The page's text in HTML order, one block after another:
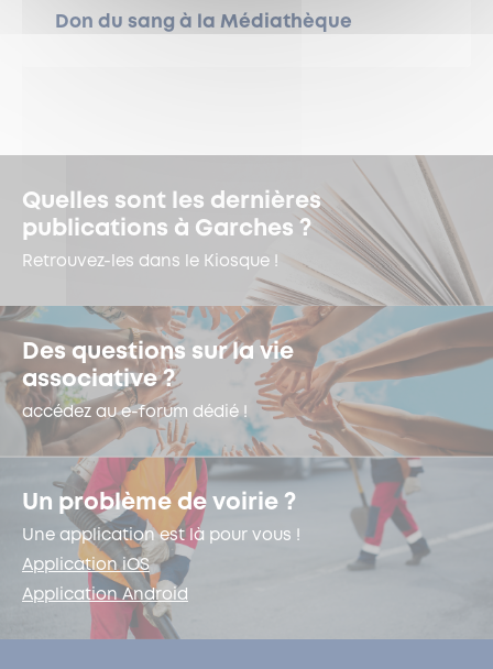
Don du sang à la Médiathèque
Quelles sont les dernières
publications à Garches ?
Retrouvez-les dans le Kiosque !
Des questions sur la vie
associative ?
accédez au e-forum dédié !
Un problème de voirie ?
Une application est là pour vous !
Application iOS
Application Android